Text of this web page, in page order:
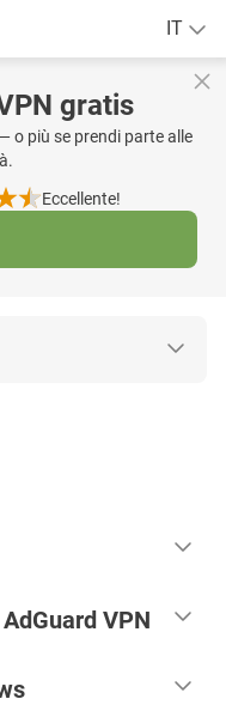
IT
gratis
o più se prendi parte alle
Eccellente!
VPN